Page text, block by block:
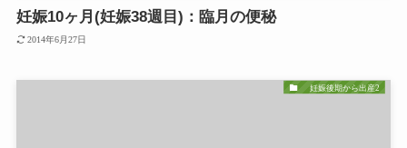
妊娠10ヶ月(妊娠38週目)：臨月の便秘
2014年6月27日
妊娠後期から出産2